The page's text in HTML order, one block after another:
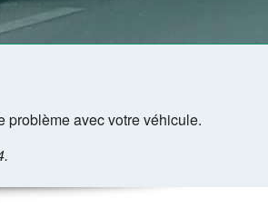
problème avec votre véhicule.